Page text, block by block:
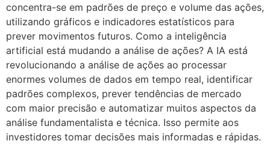
concentra-se em padrões de preço e volume das ações,
utilizando gráficos e indicadores estatísticos para
prever movimentos futuros. Como a inteligência
artificial está mudando a análise de ações? A IA está
revolucionando a análise de ações ao processar
enormes volumes de dados em tempo real, identificar
padrões complexos, prever tendências de mercado
com maior precisão e automatizar muitos aspectos da
análise fundamentalista e técnica. Isso permite aos
investidores tomar decisões mais informadas e rápidas.